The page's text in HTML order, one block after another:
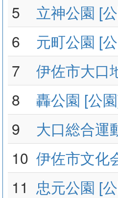
5
立神公園 [
6
元町公園 [
7
伊佐市大口
8
轟公園 [公
9
大口総合運
10 伊佐市文化
11 忠元公園 [